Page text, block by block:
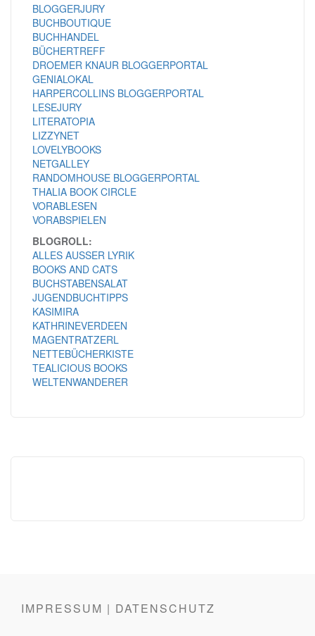
BLOGGERJURY
BUCHBOUTIQUE
BUCHHANDEL
BÜCHERTREFF
DROEMER KNAUR BLOGGERPORTAL
GENIALOKAL
HARPERCOLLINS BLOGGERPORTAL
LESEJURY
LITERATOPIA
LIZZYNET
LOVELYBOOKS
NETGALLEY
RANDOMHOUSE BLOGGERPORTAL
THALIA BOOK CIRCLE
VORABLESEN
VORABSPIELEN
BLOGROLL:
ALLES AUSSER LYRIK
BOOKS AND CATS
BUCHSTABENSALAT
JUGENDBUCHTIPPS
KASIMIRA
KATHRINEVERDEEN
MAGENTRATZERL
NETTEBÜCHERKISTE
TEALICIOUS BOOKS
WELTENWANDERER
IMPRESSUM | DATENSCHUTZ